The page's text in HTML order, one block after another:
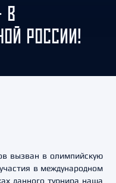
В
РОССИИ!
вызван в олимпийскую
в международном
данного турнира наша